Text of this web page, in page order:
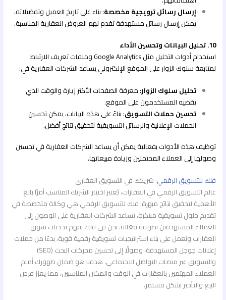
إرسال رسائل ترويجية مخصصة: بناء على تاريخ العميل وتفضيلاته،
يمكن إرسال رسائل مستهدفة تقدم لهم العروض العقارية المناسبة.
10. تحليل البيانات وتحسين الأداء
استخدام أدوات التحليل مثل Google Analytics وملفات تعريف الارتباط
لمتابعة سلوك الزوار على الموقع الإلكتروني يساعد الشركات العقارية في:
تحليل سلوك الزوار: معرفة الصفحات الأكثر زيارة والوقت الذي
يقضيه المستخدمون على الموقع.
تحسين حملات التسويق: بناءً على هذه البيانات، يمكن تحسين
الحملات الإعلانية والرسائل التسويقية لتحقيق نتائج أفضل.
توظيف هذه الأدوات بفعالية يمكن أن يساعد الشركات العقارية في تحسين
وصولها إلى العملاء المحتملين وزيادة مبيعاتها.
فلك للتسويق الرقمي: شريكك في التسويق العقاري
عالم التسويق الرقمي في العقارات، يُعتبر اختيار الشريك المناسب أمرًا بالغ
الأهمية لتحقيق نتائج مبهرة. فلك للتسويق الرقمي هي وكالة متخصصة في
تقديم حلول تسويقية مبتكرة، تساعد الشركات العقارية على الوصول إلى
العملاء المستهدفين بطريقة فعّالة. نحن في فلك نفهم تحديات سوق
العقارات ونعمل على بناء استراتيجيات تسويقية رقمية قوية، بدءًا من حملات
إعلانات جوجل المستهدفة، وصولًا إلى تحسين محركات البحث (SEO)
والتسويق عبر منصات التواصل الاجتماعي. هدفنا هو ضمان ظهورك أمام
العملاء المهتمين بالعقارات في الوقت والمكان المناسبين، مما يعزز فرص
البيع والتأجير بشكل مستمر.